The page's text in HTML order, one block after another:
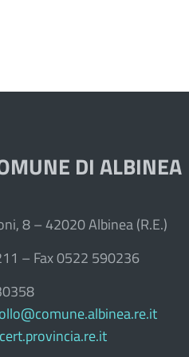
DI ALBINEA
8 – 42020 Albinea (R.E.)
– Fax 0522 590236